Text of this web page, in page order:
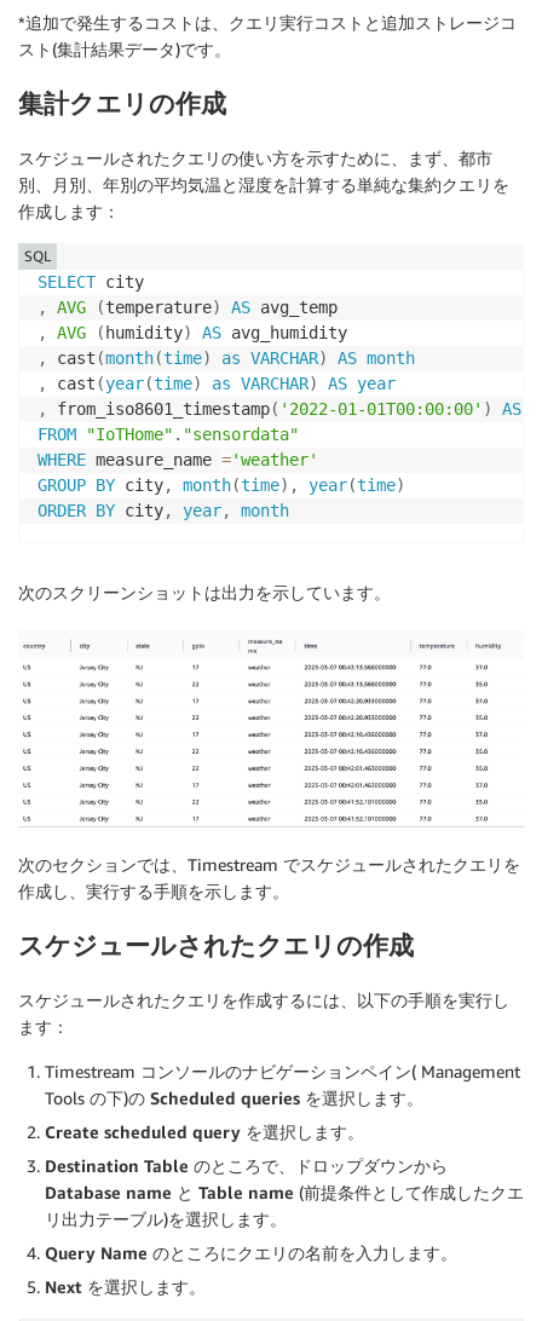
*追加で発生するコストは、クエリ実行コストと追加ストレージコ
スト(集計結果データ)です。
集計クエリの作成
スケジュールされたクエリの使い方を示すために、まず、都市
別、月別、年別の平均気温と湿度を計算する単純な集約クエリを
作成します：
SELECT
,
AVG (temperature) AS
,
AVG ( humidity) AS
,
cast (month(time) as VARCHAR) AS month
,
cast (year(time) as VARCHAR) AS year
,
from_iso8601_timestamp( '2022-01-01T00:00:00' ) AS
FROM
"IoTHome" . "sensordata"
WHERE measure_name ='weather'
GROUP BY city, month(time) , year(time)
ORDER BY city, year, month
SQL
次のスクリーンショットは出力を示しています。
次のセクションでは、Timestream でスケジュールされたクエリを
作成し、実行する手順を示します。
スケジュールされたクエリの作成
スケジュールされたクエリを作成するには、以下の手順を実行し
ます：
Timestream コンソールのナビゲーションペイン( Management
Tools の下)の Scheduled queries を選択します。
Create scheduled query を選択します。
Destination Table のところで、ドロップダウンから
Database name と Table name (前提条件として作成したクエ
リ出力テーブル)を選択します。
Query Name のところにクエリの名前を入力します。
Next を選択します。